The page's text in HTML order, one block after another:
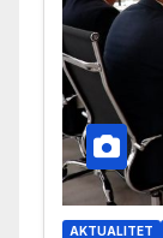
AKTUALITET